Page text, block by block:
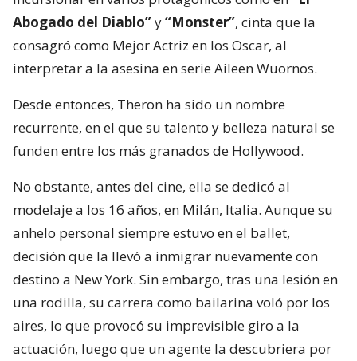
Abogado del Diablo”y“Monster”, cinta que la
consagró como Mejor Actriz en los Oscar, al
interpretar a la asesina en serie Aileen Wuornos.
Desde entonces, Theron ha sido un nombre
recurrente, en el que su talento y belleza natural se
funden entre los más granados de Hollywood.
No obstante, antes del cine, ella se dedicó al
modelaje a los 16 años, en Milán, Italia. Aunque su
anhelo personal siempre estuvo en el ballet,
decisión que la llevó a inmigrar nuevamente con
destino a New York. Sin embargo, tras una lesión en
una rodilla, su carrera como bailarina voló por los
aires, lo que provocó su imprevisible giro a la
actuación, luego que un agente la descubriera por